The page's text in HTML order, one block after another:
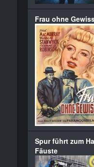
Frau ohne
Spur führt zum
Fäuste